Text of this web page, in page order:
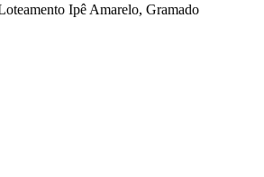
Ipê Amarelo, Gramado